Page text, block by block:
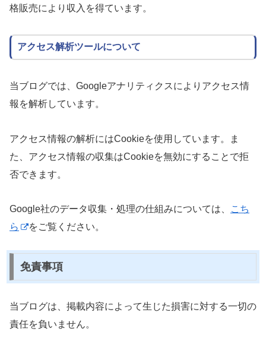
格販売により収入を得ています。
アクセス解析ツールについて
当ブログでは、Googleアナリティクスによりアクセス情
報を解析しています。
アクセス情報の解析にはCookieを使用しています。ま
た、アクセス情報の収集はCookieを無効にすることで拒
否できます。
Google社のデータ収集・処理の仕組みについては、
こち
ら
をご覧ください。
免責事項
当ブログは、掲載内容によって生じた損害に対する一切の
責任を負いません。